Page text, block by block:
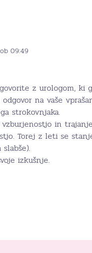
09:49
z urologom, ki
na vaše
strokovnjaka.
in
Torej z leti se
izkušnje.